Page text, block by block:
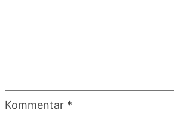
Kommentar *